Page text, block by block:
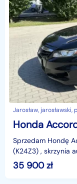
Jarosław,
Sprzedam Hondę
(K24Z3) , skrzynia
(200,6 tys.km).
35 900zł